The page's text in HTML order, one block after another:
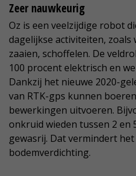
Zeer nauwkeurig
Oz is een veelzijdige robot
dagelijkse activiteiten,
zaaien, schoffelen. De
100 procent elektrisch en
Dankzij het nieuwe 2020-
van RTK-gps kunnen
bewerkingen uitvoeren.
onkruid wieden tussen 2 en
gewasrij. Dat vermindert
bodemverdichting.